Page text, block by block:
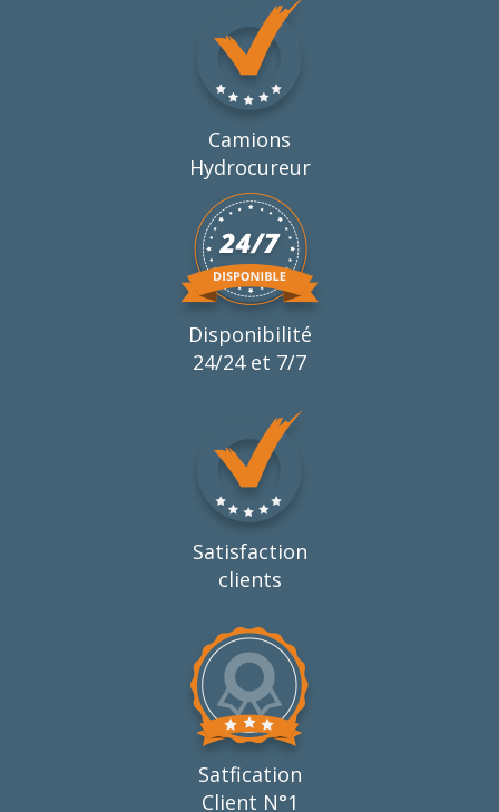
Camions
Hydrocureur
Disponibilité
24/24 et 7/7
Satisfaction
clients
Satfication
Client N°1